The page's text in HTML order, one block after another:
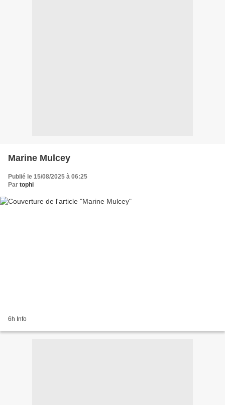
Marine Mulcey
Publié le 15/08/2025 à 06:25
Par tophi
6h Info